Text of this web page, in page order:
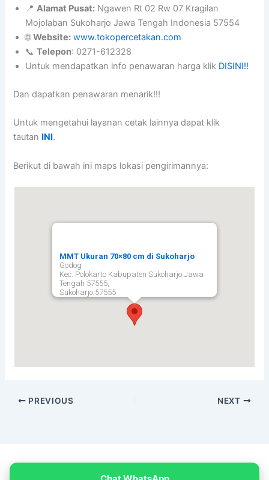
📍Alamat Pusat: Ngawen Rt 02 Rw 07 Kragilan
Mojolaban Sukoharjo Jawa Tengah Indonesia 57554
🌐Website: www.tokopercetakan.com
📞Telepon: 0271-612328
Untuk mendapatkan info penawaran harga klik DISINI!!
Dan dapatkan penawaran menarik!!!
Untuk mengetahui layanan cetak lainnya dapat klik
tautan INI.
Berikut di bawah ini maps lokasi pengirimannya:
MMT Ukuran 70×80 cm di Sukoharjo
Godog
Kec. Polokarto Kabupaten Sukoharjo Jawa
Tengah 57555,
Sukoharjo 57555
PREVIOUS NEXT